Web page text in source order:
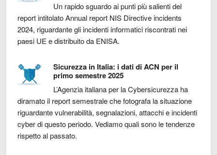
Un rapido sguardo ai punti più salienti del
report intitolato Annual report NIS Directive incidents
2024, riguardante gli incidenti informatici riscontrati nei
paesi UE e distribuito da ENISA.
Sicurezza in Italia: i dati di ACN per il
primo semestre 2025
L’Agenzia italiana per la Cybersicurezza ha
diramato il report semestrale che fotografa la situazione
riguardante vulnerabilità, segnalazioni, attacchi e incidenti
cyber di questo periodo. Vediamo quali sono le tendenze
rispetto al passato.